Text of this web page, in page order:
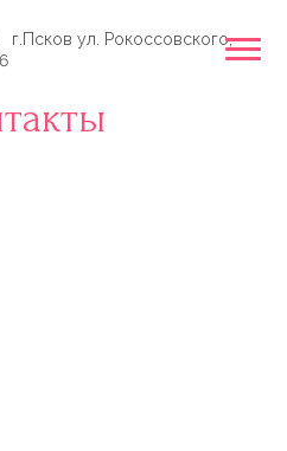
г.Псков ул. Рокоссовского,